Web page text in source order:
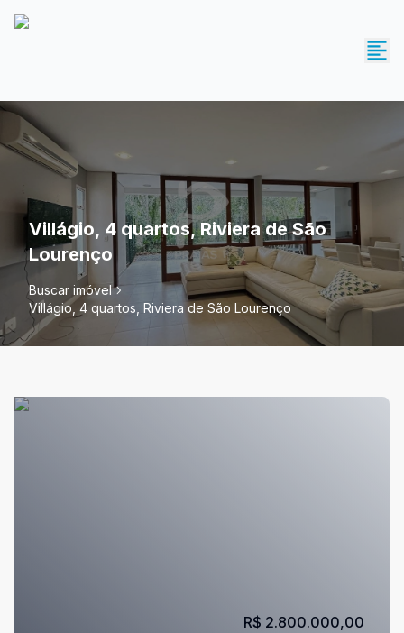
Villágio, 4 quartos, Riviera de São
Lourenço
Buscar imóvel
Villágio, 4 quartos, Riviera de São Lourenço
R$ 2.800.000,00